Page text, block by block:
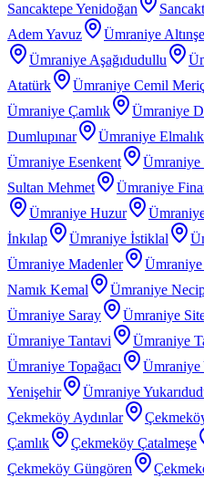
Sancaktepe Yenidoğan
Adem Yavuz
Ümraniye
Ümraniye Aşağıdudullu
Atatürk
Ümraniye Cemil
Ümraniye Çamlık
Ümraniye
Dumlupınar
Ümraniye
Ümraniye Esenkent
Ümraniye
Sultan Mehmet
Ümraniye
Ümraniye Huzur
İnkılap
Ümraniye İstiklal
Ümraniye Madenler
Namık Kemal
Ümraniye
Ümraniye Saray
Ümraniye
Ümraniye Tantavi
Ümraniye
Ümraniye Topağacı
Ümraniye
Yenişehir
Ümraniye
Çekmeköy Aydınlar
Çamlık
Çekmeköy Çatalmeşe
Çekmeköy Güngören